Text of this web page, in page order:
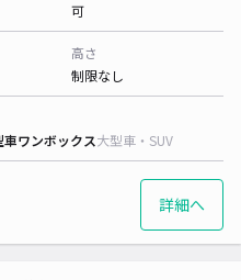
可
高さ
制限なし
車ワンボックス大型車・SUV
詳細へ